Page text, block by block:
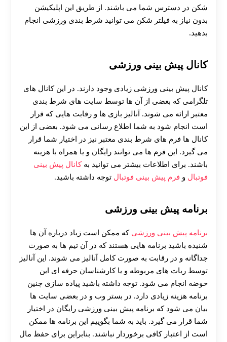
30 تا 50 درصد شارژ هدیه بیشتر فقط با ثبت نام در
هات بت
شکن در دسترس شما می باشند. از طریق این اپلیکیشن
بدون نیاز به فیلتر شکن می توانید شرط بندی ورزشی انجام
بدهید.
کانال پیش بینی ورزشی
کانال پیش بینی ورزشی زیادی وجود دارند. در این کانال های
تلگرامی که بعضی از آن ها توسط سایت های شرط بندی
معتبر ارائه می شوند. آنالیز بازی ها و رقابت هایی که قرار
است انجام شود به شما اطلاع رسانی می شود. بعضی از این
کانال ها فرم های شرط بندی معتبر نیز در اختیار شما قرار
می گیرد. این فرم ها می توانند رایگان و یا همراه با هزینه
باشند. برای اطلاعات بیشتر می توانید بهکانال پیش بینی
فوتبال و فرم پیش بینی فوتبال توجه داشته باشید.
برنامه پیش بینی ورزشی
برنامه پیش بینی ورزشی که ممکن است زیاد درباره آن ها
شنیده باشید برنامه هایی هستند که در آن تیم ها به صورت
جداگانه و در رقابت به صورت کامل آنالیز می شوند. این آنالیز
توسط ربات های مربوطه و یا کارشناسان حرفه ای این
حوضه انجام می شود. توجه داشته باشید پیاده سازی چنین
برنامه هزینه زیادی دارد. در بستر وب و در بعضی سایت ها
بیان می شود که برنامه پیش بینی ورزشی رایگان در اختیار
شما قرار می گیرد. باید به شما بگوییم این برنامه ها ممکن
است از اعتبار کافی برخوردار نباشند. بنابراین برای حفظ مال